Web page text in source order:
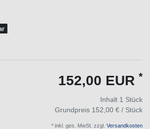
152,00 EUR *
Inhalt 1 Stück
Grundpreis 152,00 € / Stück
* inkl. ges. MwSt. zzgl. Versandkosten